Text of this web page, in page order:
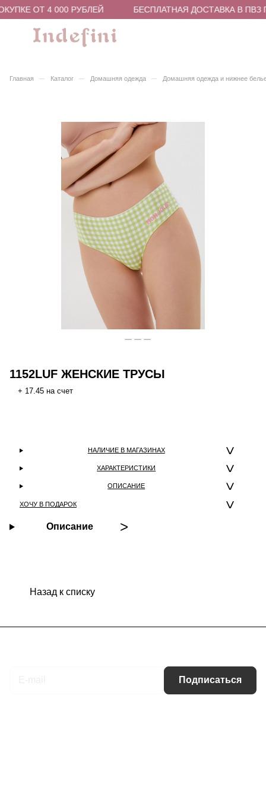
ОТ 4 000 РУБЛЕЙ БЕСПЛАТНАЯ ДОСТАВКА В ПВЗ
Главная – Каталог – Домашняя одежда – Домашняя одежда и нижнее
1152LUF ЖЕНСКИЕ ТРУСЫ
+ 17.45 на счет
НАЛИЧИЕ В МАГАЗИНАХ
ХАРАКТЕРИСТИКИ
ОПИСАНИЕ
ХОЧУ В ПОДАРОК
Описание
Назад к списку
Подписаться